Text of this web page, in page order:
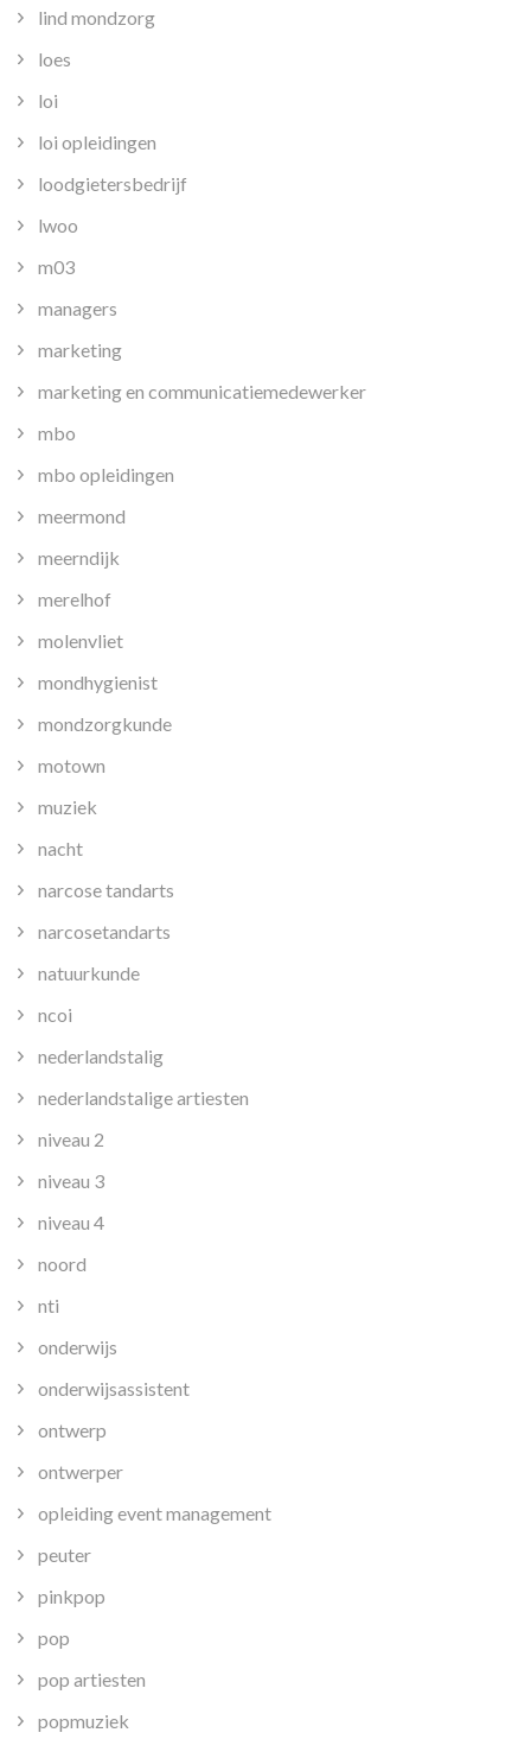
lind mondzorg
loes
loi
loi opleidingen
loodgietersbedrijf
lwoo
m03
managers
marketing
marketing en communicatiemedewerker
mbo
mbo opleidingen
meermond
meerndijk
merelhof
molenvliet
mondhygienist
mondzorgkunde
motown
muziek
nacht
narcose tandarts
narcosetandarts
natuurkunde
ncoi
nederlandstalig
nederlandstalige artiesten
niveau 2
niveau 3
niveau 4
noord
nti
onderwijs
onderwijsassistent
ontwerp
ontwerper
opleiding event management
peuter
pinkpop
pop
pop artiesten
popmuziek